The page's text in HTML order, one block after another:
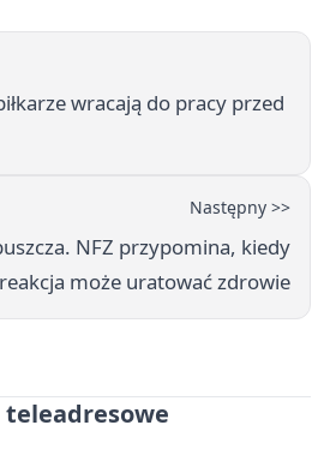
wracają do pracy przed
Następny >>
NFZ przypomina, kiedy
reakcja może uratować zdrowie